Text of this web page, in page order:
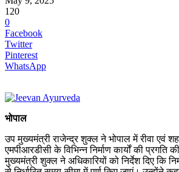
120
0
Facebook
Twitter
Pinterest
WhatsApp
भोपाल
उप मुख्यमंत्री राजेन्द्र शुक्ल ने भोपाल में रीवा एवं
एमपीआरडीसी के विभिन्न निर्माण कार्यों की प्रगति
मुख्यमंत्री शुक्ल ने अधिकारियों को निर्देश दिए कि